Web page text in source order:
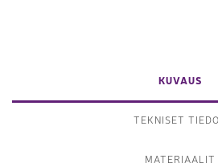
KUVAUS
TEKNISET
MATERIAALIT